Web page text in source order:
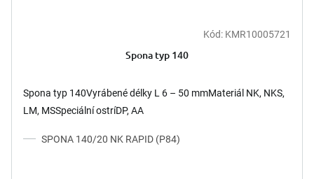
Kód: KMR10005721
Spona typ 140
Spona typ 140Vyrábené délky L 6 – 50 mmMateriál NK, NKS,
LM, MSSpeciální ostríDP, AA
SPONA 140/20 NK RAPID (P84)